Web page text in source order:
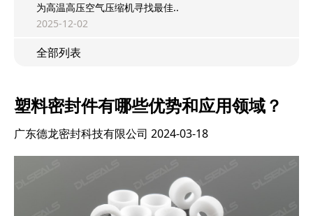
为高温高压空气压缩机寻找最佳..
2025-12-02
全部列表
塑料密封件有哪些优势和应用领域？
广东德龙密封科技有限公司 2024-03-18